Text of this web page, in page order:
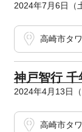
2024年7月6日（
高崎市タ
神戸智行 千
2024年4月13日
高崎市タ